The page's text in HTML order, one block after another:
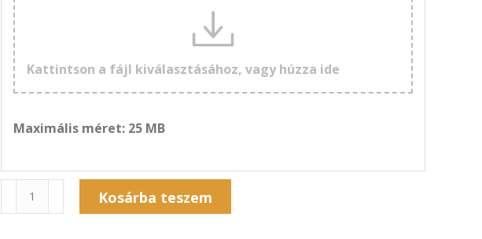
Kattintson a fájl kiválasztásához, vagy húzza ide
Maximális méret: 25 MB
Naptár
6F-
Kosárba teszem